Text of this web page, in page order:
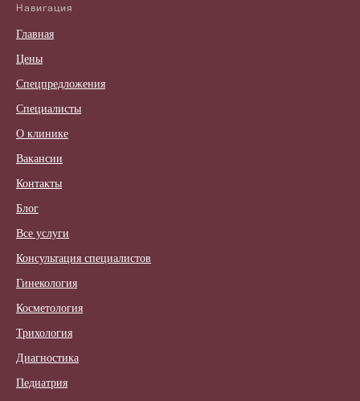
Навигация
Главная
Цены
Спецпредложения
Специалисты
О клинике
Вакансии
Контакты
Блог
Все услуги
Консультация специалистов
Гинекология
Косметология
Трихология
Диагностика
Педиатрия